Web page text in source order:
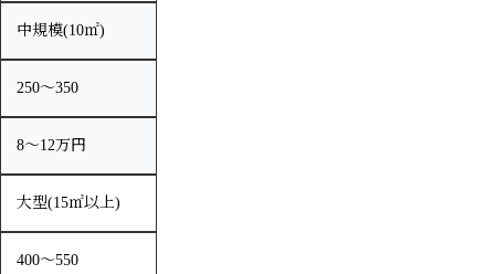
中規模(10㎡)
250〜350
8〜12万円
大型(15㎡以上)
400〜550